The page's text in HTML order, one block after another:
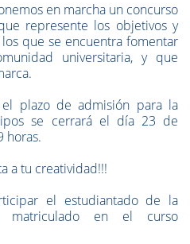
en marcha un concurso
represente los objetivos y
que se encuentra fomentar
universitaria, y que
el plazo de admisión para la
se cerrará el día 23 de
horas.
a tu creatividad!!!
el estudiantado de la
matriculado en el curso